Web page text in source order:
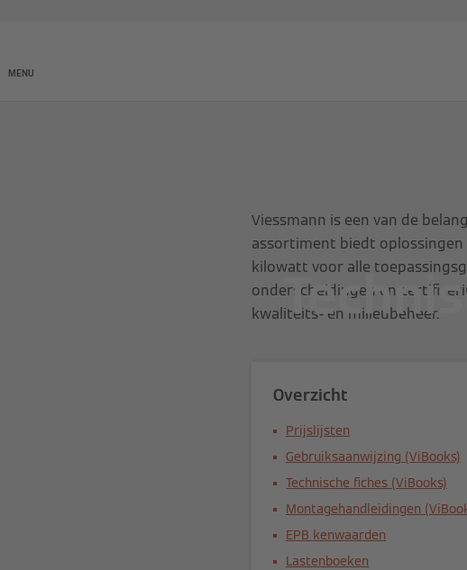
MENU
Viessmann is een van de
assortiment biedt
kilowatt voor alle
onderscheidingen en
kwaliteits- en milieubeheer.
Overzicht
Prijslijsten
Gebruiksaanwijzing (ViBooks)
Technische fiches (ViBooks)
Montagehandleidingen
EPB kenwaarden
Lastenboeken